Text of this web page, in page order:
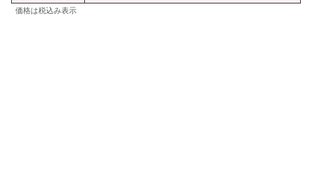
価格は税込み表示